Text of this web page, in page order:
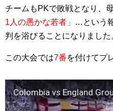
チームもPKで敗戦となり、
1人の愚かな若者」
…という
判を浴びることになりました
この大会では7番を付けてプ
Colombia vs England